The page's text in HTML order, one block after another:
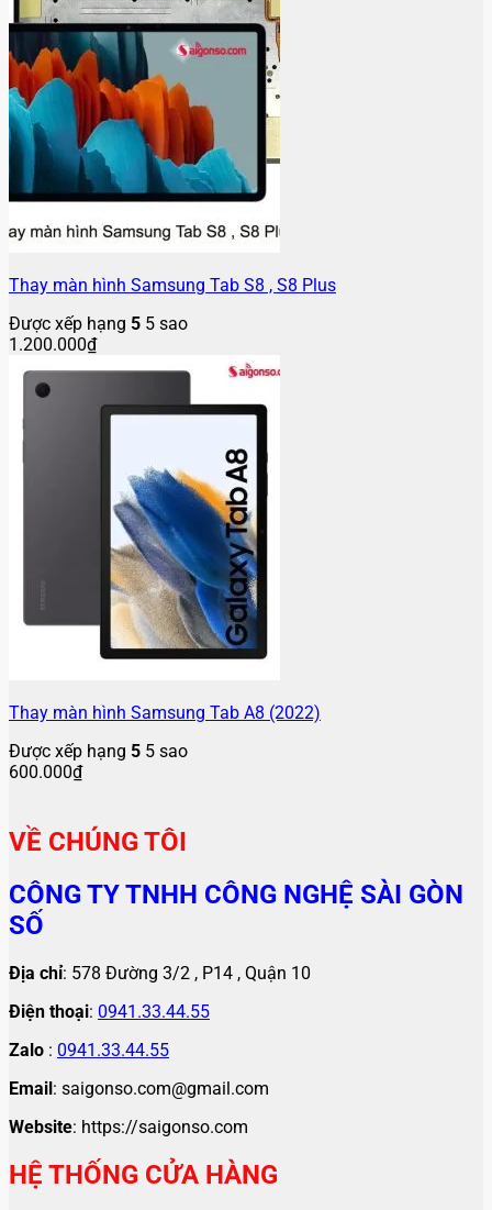
Thay màn hình Samsung Tab S8 , S8 Plus
Được xếp hạng 5 5 sao
1.200.000₫
Thay màn hình Samsung Tab A8 (2022)
Được xếp hạng 5 5 sao
600.000₫
VỀ CHÚNG TÔI
CÔNG TY TNHH CÔNG NGHỆ SÀI GÒN
SỐ
Địa chỉ: 578 Đường 3/2 , P14 , Quận 10
Điện thoại: 0941.33.44.55
Zalo : 0941.33.44.55
Email: saigonso.com@gmail.com
Website: https://saigonso.com
HỆ THỐNG CỬA HÀNG